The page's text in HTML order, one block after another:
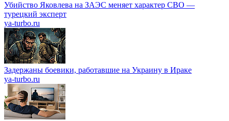
Убийство Яковлева на ЗАЭС меняет характер СВО —
турецкий эксперт
ya-turbo.ru
Задержаны боевики, работавшие на Украину в Ираке
ya-turbo.ru